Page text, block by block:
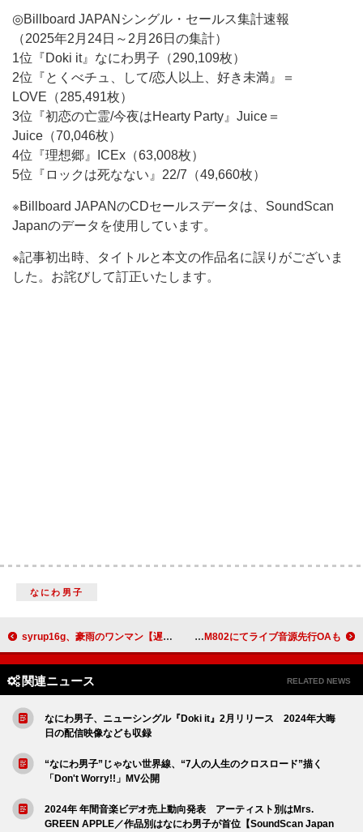
◎Billboard JAPANシングル・セールス集計速報
（2025年2月24日～2月26日の集計）
1位『Doki it』なにわ男子（290,109枚）
2位『とくべチュ、して/恋人以上、好き未満』＝
LOVE（285,491枚）
3位『初恋の亡霊/今夜はHearty Party』Juice＝
Juice（70,046枚）
4位『理想郷』ICEx（63,008枚）
5位『ロックは死なない』22/7（49,660枚）
※Billboard JAPANのCDセールスデータは、SoundScan
Japanのデータを使用しています。
※記事初出時、タイトルと本文の作品名に誤りがございま
した。お詫びして訂正いたします。
なにわ男子
syrup16g、豪雨のワンマン【遅死11.02】Blu-ray化＆ツアー開催決定 阿部真央、15周年ファイナル公演より「Somebody Else Now」の映像公開 FM802にてライブ音源先行OAも
関連ニュース RELATED NEWS
なにわ男子、ニューシングル『Doki it』2月リリース 2024年大晦
日の配信映像なども収録
“なにわ男子”じゃない世界線、“7人の人生のクロスロード”描く
「Don't Worry!!」MV公開
2024年 年間音楽ビデオ売上動向発表 アーティスト別はMrs.
GREEN APPLE／作品別はなにわ男子が首位【SoundScan Japan